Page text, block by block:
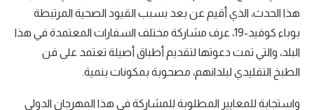
هذا الحدث، الذي أقيم عن بعد بسبب القيود الصحية المرتبطة
بوباء كوفيد-19، عرف مشاركة مختلف السفارات المعتمدة في هذا
البلد، والتي تمت دعوتها لتقديم أطباق أصيلة تعتمد على فن
الطبخ التقليدي لبلدانهم، مصحوبة بمكونات بنمية.
واستجابة للمعايير المطلوبة للمشاركة في هذا المهرجان الدولي